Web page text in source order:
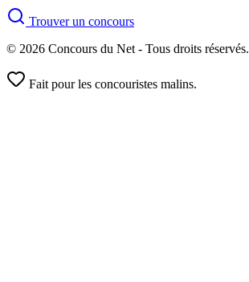
Trouver un concours
© 2026 Concours du Net - Tous droits réservés.
Fait pour les concouristes malins.